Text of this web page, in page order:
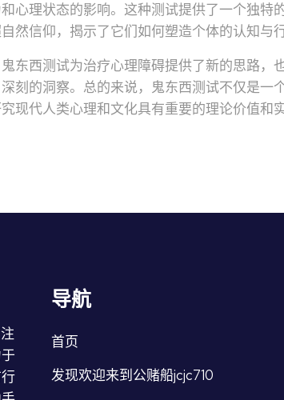
心理状态的影响。这种测试提供了一个独特
然信仰，揭示了它们如何塑造个体的认知与行
东西测试为治疗心理障碍提供了新的思路，
刻的洞察。总的来说，鬼东西测试不仅是一
现代人类心理和文化具有重要的理论价值和
导航
首页
发现欢迎来到公赌船jcjc710